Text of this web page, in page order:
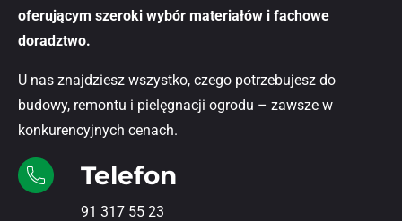
oferującym szeroki wybór materiałów i fachowe
doradztwo.
U nas znajdziesz wszystko, czego potrzebujesz do
budowy, remontu i pielęgnacji ogrodu – zawsze w
konkurencyjnych cenach.
Telefon
91 317 55 23